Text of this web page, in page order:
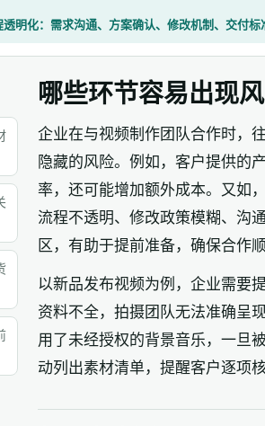
透明化：需求沟通、方案确认、修改机制、交付标
哪些环节容易出现
企业在与视频制作团队合作时，
隐藏的风险。例如，客户提供的
率，还可能增加额外成本。又如
流程不透明、修改政策模糊、沟
区，有助于提前准备，确保合作顺
以新品发布视频为例，企业需要
资料不全，拍摄团队无法准确呈
用了未经授权的背景音乐，一旦
动列出素材清单，提醒客户逐项